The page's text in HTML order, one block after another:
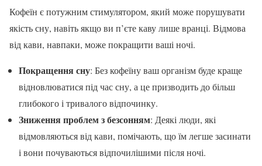
Кофеїн є потужним стимулятором, який може порушувати
якість сну, навіть якщо ви п’єте каву лише вранці. Відмова
від кави, навпаки, може покращити ваші ночі.
Покращення сну: Без кофеїну ваш організм буде краще
відновлюватися під час сну, а це призводить до більш
глибокого і тривалого відпочинку.
Зниження проблем з безсонням: Деякі люди, які
відмовляються від кави, помічають, що їм легше засинати
і вони почуваються відпочилішими після ночі.